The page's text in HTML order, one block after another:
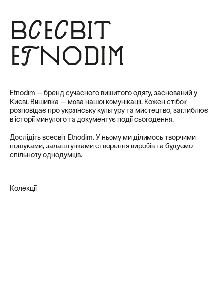
Всесвіт
Etnodim
Etnodim — бренд сучасного вишитого одягу, заснований у
Києві. Вишивка — мова нашої комунікації. Кожен стібок
розповідає про українську культуру та мистецтво, заглиблює
в історії минулого та документує події сьогодення.
Дослідіть всесвіт Etnodim. У ньому ми ділимось творчими
пошуками, залаштунками створення виробів та будуємо
спільноту однодумців.
Колекції